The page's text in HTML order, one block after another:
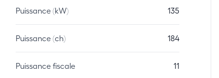
Puissance (kW) 135
Puissance (ch) 184
Puissance fiscale 11